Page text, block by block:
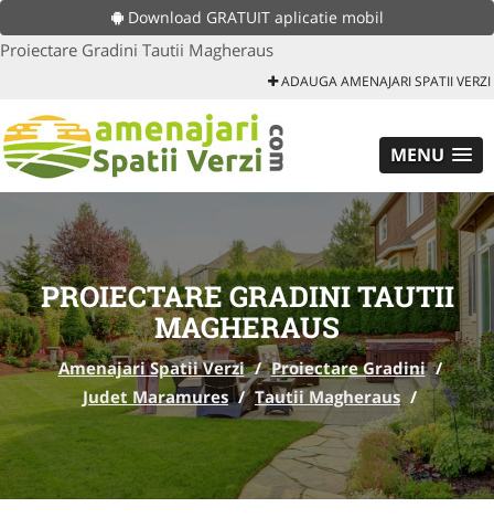
Download GRATUIT aplicatie mobil
Proiectare Gradini Tautii Magheraus
ADAUGA AMENAJARI SPATII VERZI
MENU
PROIECTARE GRADINI TAUTII
MAGHERAUS
Amenajari Spatii Verzi / Proiectare Gradini /
Judet Maramures / Tautii Magheraus /